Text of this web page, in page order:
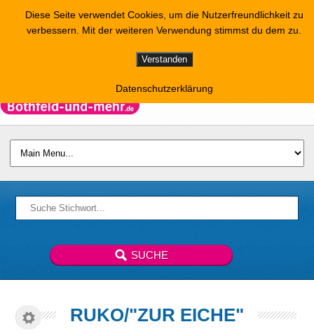
RUKO/"ZUR EICHE"
Diese Seite verwendet Cookies, um die Nutzerfreundlichkeit zu
verbessern. Mit der weiteren Verwendung stimmst du dem zu.
Verstanden
Datenschutzerklärung